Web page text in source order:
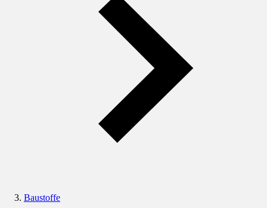
Baustoffe